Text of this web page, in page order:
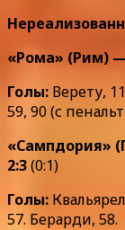
«Рома» (Рим)
Голы: Верету,
59, 90 (с
«Сампдория»
2:3(0:1)
Голы:
57. Берарди, 58.